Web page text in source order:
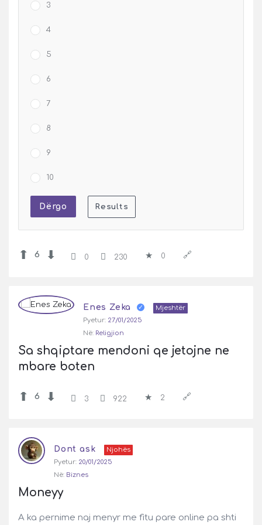
3
4
5
6
7
8
9
10
6 0 230 0
Enes Zeka
Mjeshtër
Pyetur: 27/01/2025
Në: Religjion
Sa shqiptare mendoni qe jetojne ne
mbare boten
6 3 922 2
Dont ask
Njohës
Pyetur: 20/01/2025
Në: Biznes
Moneyy
A ka pernime naj menyr me fitu pare online pa shti